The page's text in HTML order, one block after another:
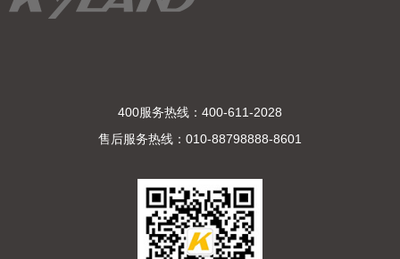
400服务热线：400-611-2028
售后服务热线：010-88798888-8601